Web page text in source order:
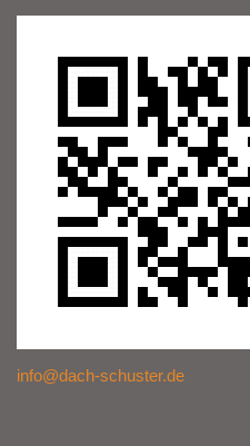
info@dach-schuster.de